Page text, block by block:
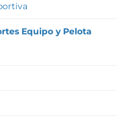
Equipo y Pelota